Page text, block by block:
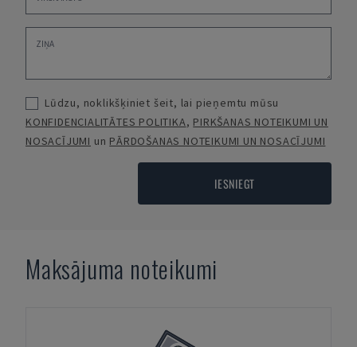
Lūdzu, noklikšķiniet šeit, lai pieņemtu mūsu
KONFIDENCIALITĀTES POLITIKA, PIRKŠANAS NOTEIKUMI UN
NOSACĪJUMI un PĀRDOŠANAS NOTEIKUMI UN NOSACĪJUMI
IESNIEGT
Maksājuma noteikumi